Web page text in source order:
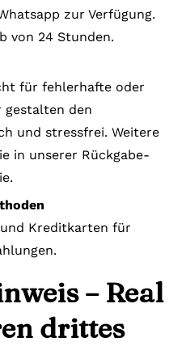
zur Verfügung.
von 24 Stunden.
für fehlerhafte oder
gestalten den
und stressfrei. Weitere
in unserer Rückgabe-
Kreditkarten für
– Real
drittes